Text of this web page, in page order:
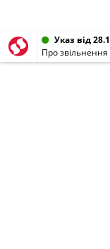
Указ від
Про